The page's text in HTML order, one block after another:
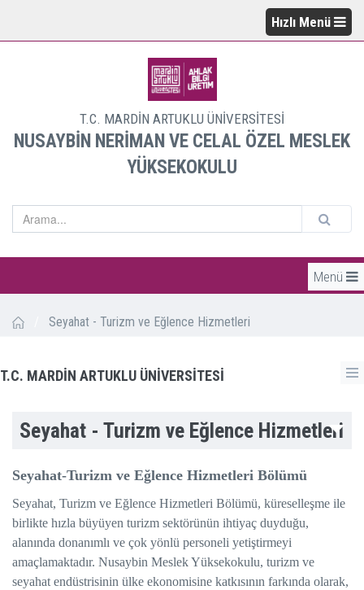
Hızlı Menü
T.C. MARDİN ARTUKLU ÜNİVERSİTESİ
NUSAYBİN NERİMAN VE CELAL ÖZEL MESLEK
YÜKSEKOKULU
Menü
Seyahat - Turizm ve Eğlence Hizmetleri
T.C. MARDİN ARTUKLU ÜNİVERSİTESİ
Seyahat - Turizm ve Eğlence Hizmetleri
Seyahat-Turizm ve Eğlence Hizmetleri Bölümü
Seyahat, Turizm ve Eğlence Hizmetleri Bölümü, küreselleşme ile
birlikte hızla büyüyen turizm sektörünün ihtiyaç duyduğu,
alanında donanımlı ve çok yönlü personeli yetiştirmeyi
amaçlamaktadır. Nusaybin Meslek Yüksekokulu, turizm ve
seyahat endüstrisinin ülke ekonomisine katkısının farkında olarak,